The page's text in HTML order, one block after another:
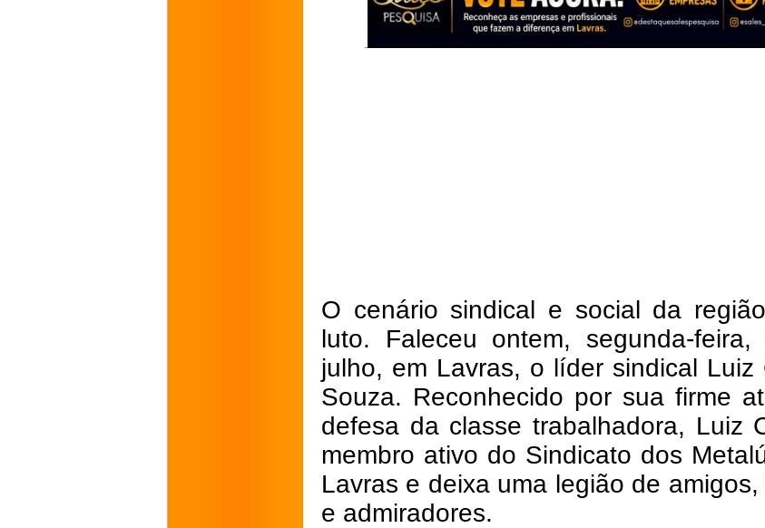
O cenário sindical e social da
luto. Faleceu ontem, segunda-
julho, em Lavras, o líder sindical Luiz
Souza. Reconhecido por sua firme
defesa da classe trabalhadora, Luiz
membro ativo do Sindicato dos
Lavras e deixa uma legião de amigos,
e admiradores.